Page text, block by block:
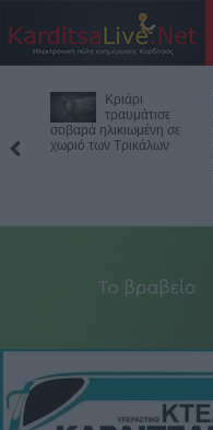
Ανάκληση
ειδικής
αθλητικής αναγνώρισης
για τέσσερα